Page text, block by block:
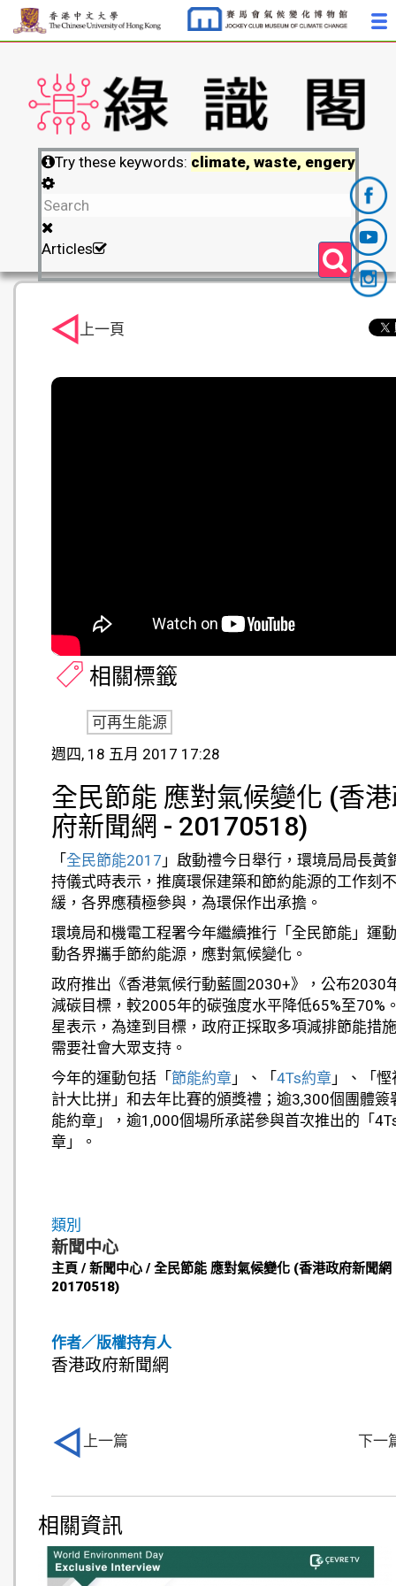
Try these keywords: climate, waste, engery
Articles
作者／版權持有人
香港政府新聞網
週四, 18 五月 2017 17:28
全民節能 應對氣候變化 (香
府新聞網 - 20170518)
「 全民節能2017 」啟動禮今日舉行，環境局局長黃
持儀式時表示，推廣環保建築和節約能源的工作刻
緩，各界應積極參與，為環保作出承擔。
環境局和機電工程署今年繼續推行「全民節能」運
動各界攜手節約能源，應對氣候變化。
政府推出《香港氣候行動藍圖2030+》，公布2030
減碳目標，較2005年的碳強度水平降低65%至70%
星表示，為達到目標，政府正採取多項減排節能措
需要社會大眾支持。
今年的運動包括「 節能約章 」、「 4Ts約章 」、「
計大比拼」和去年比賽的頒獎禮；逾3,300個團體簽
能約章」，逾1,000個場所承諾參與首次推出的「
章」。
類別
新聞中心
主頁 / 新聞中心 / 全民節能 應對氣候變化 (香港政府新聞網
20170518)
相關標籤
可再生能源
相關資訊
上一篇 下一
上一頁